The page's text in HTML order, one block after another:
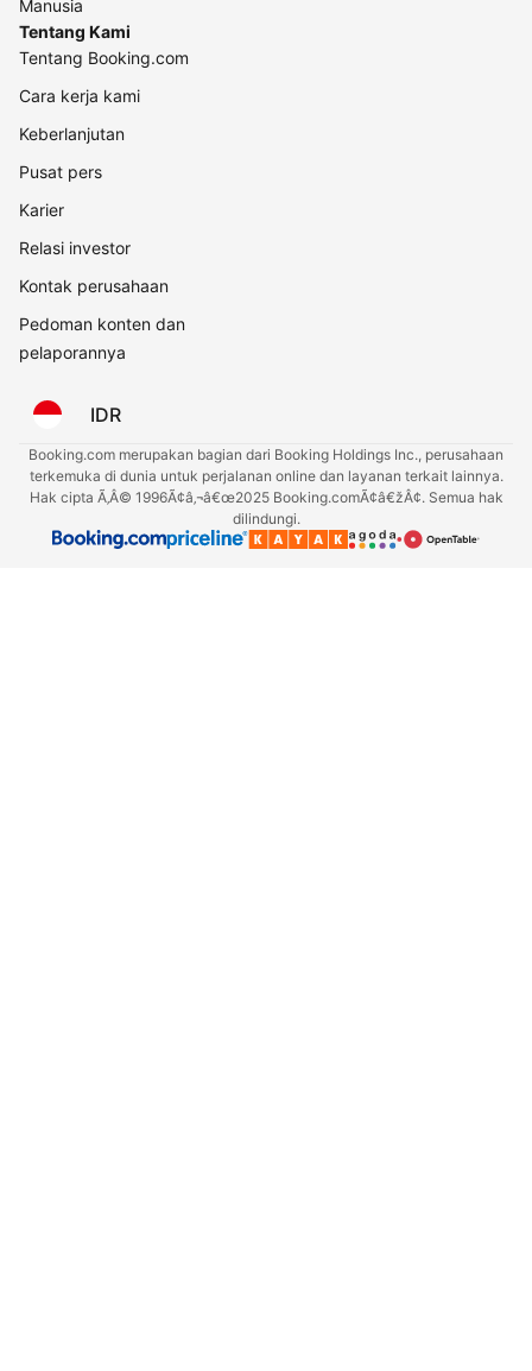
Manusia
Tentang Kami
Tentang Booking.com
Cara kerja kami
Keberlanjutan
Pusat pers
Karier
Relasi investor
Kontak perusahaan
Pedoman konten dan
pelaporannya
IDR
Booking.com merupakan bagian dari Booking Holdings Inc., perusahaan
terkemuka di dunia untuk perjalanan online dan layanan terkait lainnya.
Hak cipta Ã‚Â© 1996Ã¢â‚¬â€œ2025 Booking.comÃ¢â€žÂ¢. Semua hak
dilindungi.